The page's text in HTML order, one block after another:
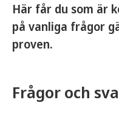
Här får du som är
på vanliga frågor
proven.
Frågor och